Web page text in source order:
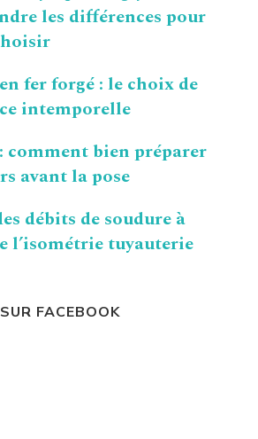
les différences pour
fer forgé : le choix de
intemporelle
comment bien préparer
avant la pose
débits de soudure à
l’isométrie tuyauterie
FACEBOOK